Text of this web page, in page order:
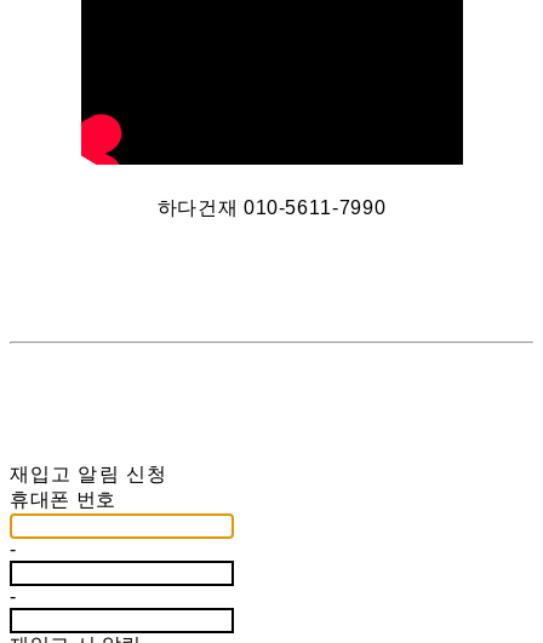
하다건재 010-5611-7990
재입고 알림 신청
휴대폰 번호
-
-